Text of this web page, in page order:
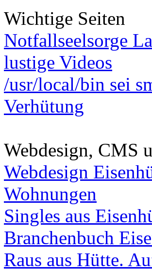
Wichtige Seiten
Notfallseelsorge
lustige Videos
/usr/local/bin sei
Verhütung
Webdesign, CMS
Webdesign
Wohnungen
Singles aus
Branchenbuch
Raus aus Hütte.